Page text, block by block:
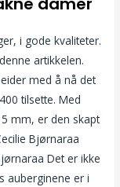
i gode kvaliteter.
artikkelen.
med å nå det
tilsette. Med
mm, er den skapt
Bjørnaraa
Det er ikke
auberginene er i